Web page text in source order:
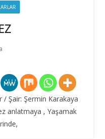
/ Şair: Şermin Karakaya
anlatmaya , Yaşamak